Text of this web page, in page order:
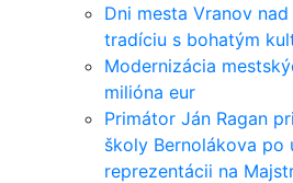
Dni mesta Vranov
tradíciu s bohatým
Modernizácia
milióna eur
Primátor Ján Ragan
školy Bernolákova po
reprezentácii na